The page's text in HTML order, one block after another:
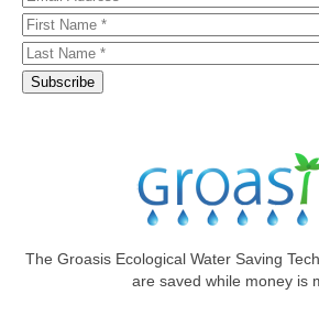
The Groasis Ecological Water Saving
are saved while money is